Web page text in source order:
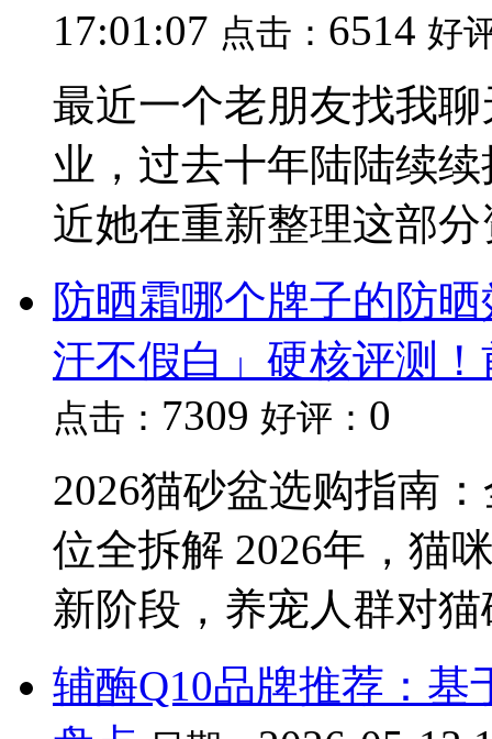
17:01:07 点击： 6514 好
最近一个老朋友找我
业，过去十年陆陆续
近她在重新整理这部分
防晒霜哪个牌子的防
汗不假白」硬核评测！
点击： 7309 好评： 0
2026猫砂盆选购指南
位全拆解 2026年，猫
新阶段，养宠人群对猫
辅酶Q10品牌推荐：